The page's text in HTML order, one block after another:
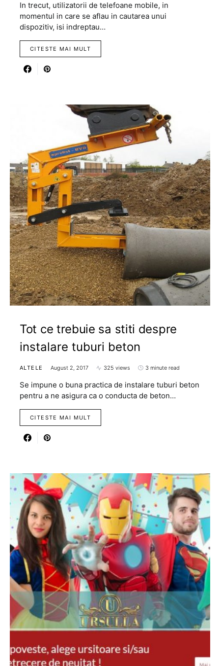
In trecut, utilizatorii de telefoane mobile, in
momentul in care se aflau in cautarea unui
dispozitiv, isi indreptau…
CITESTE MAI MULT
Tot ce trebuie sa stiti despre
instalare tuburi beton
ALTELE August 2, 2017 325 views 3 minute read
Se impune o buna practica de instalare tuburi beton
pentru a ne asigura ca o conducta de beton…
CITESTE MAI MULT